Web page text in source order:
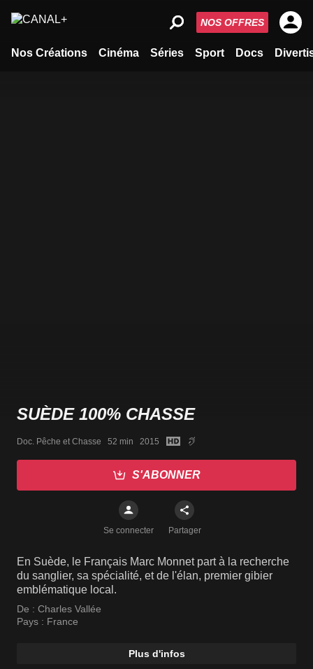
Nos Créations Cinéma Séries Sport Docs
NOS OFFRES
SUÈDE 100% CHASSE
Doc. Pêche et Chasse   52 min   2015
S'ABONNER
Se connecter Partager
En Suède, le Français Marc Monnet part à la recherche
du sanglier, sa spécialité, et de l'élan, premier gibier
emblématique local.
De : Charles Vallée
Pays : France
Plus d'infos